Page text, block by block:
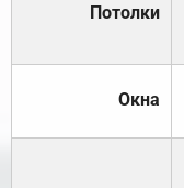
Потолки
Окна